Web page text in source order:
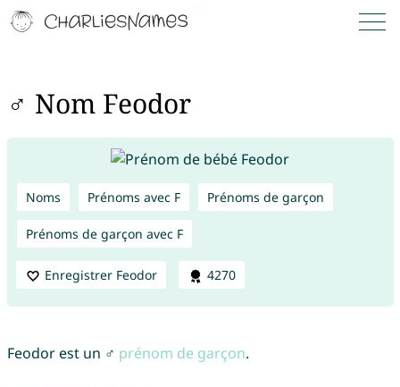
♂ Nom Feodor
Noms Prénoms avec F Prénoms de garçon
Prénoms de garçon avec F
Enregistrer Feodor 4270
Feodor est un ♂ prénom de garçon.